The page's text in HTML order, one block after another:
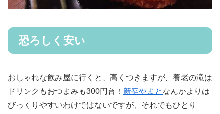
恐ろしく安い
おしゃれな飲み屋に行くと、高くつきますが、養老の滝は
ドリンクもおつまみも300円台！ 新宿やまと なんかよりは
びっくりやすいわけではないですが、それでもひとり